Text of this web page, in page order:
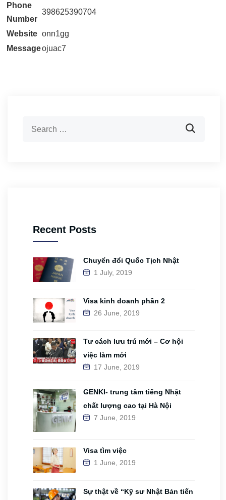
Phone
Number
398625390704
Website onn1gg
Messageojuac7
Recent Posts
Chuyển đổi Quốc Tịch Nhật
1 July, 2019
Visa kinh doanh phần 2
26 June, 2019
Tư cách lưu trú mới – Cơ hội
việc làm mới
17 June, 2019
GENKI- trung tâm tiếng Nhật
chất lượng cao tại Hà Nội
7 June, 2019
Visa tìm việc
1 June, 2019
Sự thật về “Kỹ sư Nhật Bản tiến